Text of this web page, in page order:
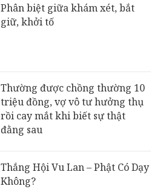
Phân biệt giữa khám xét, bắt
giữ, khởi tố
Thường được chồng thường 10
triệu đồng, vợ vô tư hưởng thụ
rồi cay mắt khi biết sự thật
đằng sau
Thắng Hội Vu Lan – Phật Có Dạy
Không?